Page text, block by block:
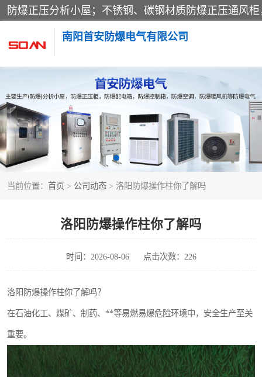
南阳首安防爆电气有限公司
当前位置： 首页 > 公司动态 > 洛阳防爆操作柱你了解吗
洛阳防爆操作柱你了解吗
时间：2026-08-06 点击次数：226
洛阳防爆操作柱你了解吗？
在石油化工、煤矿、制药、**等易燃易爆危险环境中，安全生产至关
重要。
防爆小屋
防爆空调
防爆控制箱
防爆操作柱
防爆检修箱